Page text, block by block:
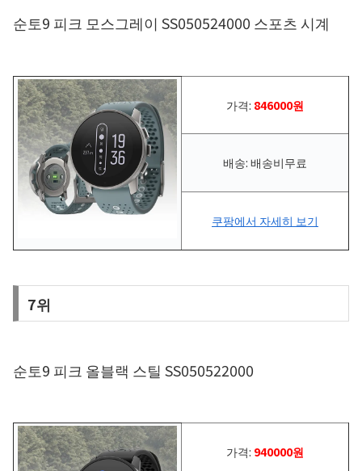
순토9 피크 모스그레이 SS050524000 스포츠 시계
가격: 846000원
배송: 배송비무료
쿠팡에서 자세히 보기
7위
순토9 피크 올블랙 스틸 SS050522000
가격: 940000원